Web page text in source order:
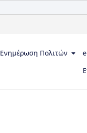
Ενημέρωση Πολιτών